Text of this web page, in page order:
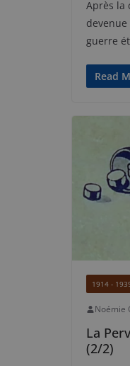
Après la
guerre
Read
1914 -
Noémie
La
(2/2)